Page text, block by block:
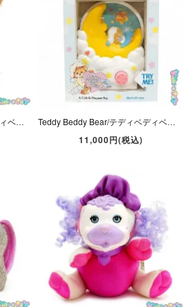
Teddy Beddy Bear/テディベディベア・クマ・Plush/ぬいぐるみ・ストライプ柄・高さ約26cm・1985年・Fisher Price【1401】 Teddy Beddy Bear/テディベディベア・Music Box Moon/ミュージックボックスムーン・オルゴール・1985年・Fisher Price【1402】
11,000円(税込)